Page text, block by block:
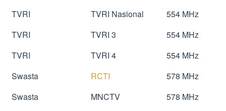
TVRI TVRI Nasional
554 MHz
TVRI
TVRI 3
554 MHz
TVRI
TVRI 4
554 MHz
Swasta
RCTI
578 MHz
Swasta
MNCTV
578 MHz